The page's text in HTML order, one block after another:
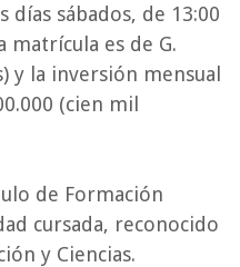
días sábados, de 13:00
matrícula es de G.
y la inversión mensual
(cien mil
de Formación
cursada, reconocido
y Ciencias.